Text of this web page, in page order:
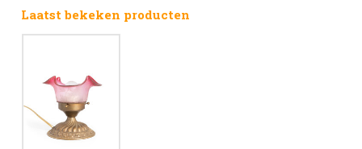
Laatst bekeken producten